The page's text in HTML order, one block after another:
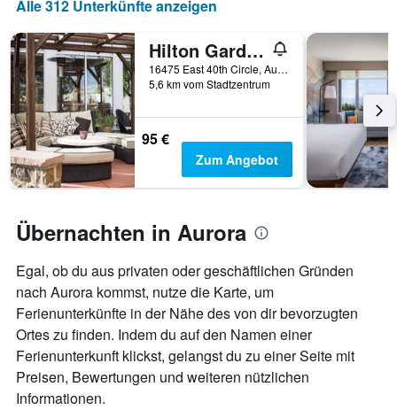
Alle 312 Unterkünfte anzeigen
Hilton Garden Inn Denver Airport
16475 East 40th Circle, Aurora, CO, USA
5,6 km vom Stadtzentrum
95 €
Zum Angebot
Übernachten in Aurora
Egal, ob du aus privaten oder geschäftlichen Gründen
nach Aurora kommst, nutze die Karte, um
Ferienunterkünfte in der Nähe des von dir bevorzugten
Ortes zu finden. Indem du auf den Namen einer
Ferienunterkunft klickst, gelangst du zu einer Seite mit
Preisen, Bewertungen und weiteren nützlichen
Informationen.